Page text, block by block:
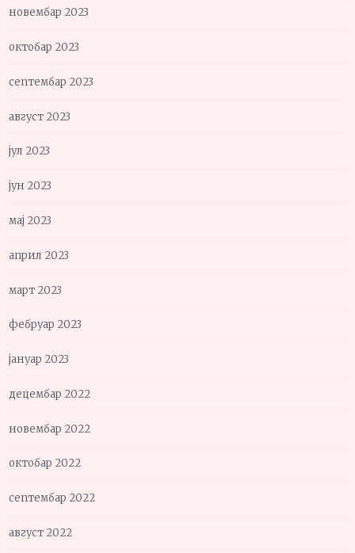
новембар 2023
октобар 2023
септембар 2023
август 2023
јул 2023
јун 2023
мај 2023
април 2023
март 2023
фебруар 2023
јануар 2023
децембар 2022
новембар 2022
октобар 2022
септембар 2022
август 2022